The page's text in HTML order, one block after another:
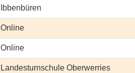
Ibbenbüren
Online
Online
Landesturnschule Oberwerries